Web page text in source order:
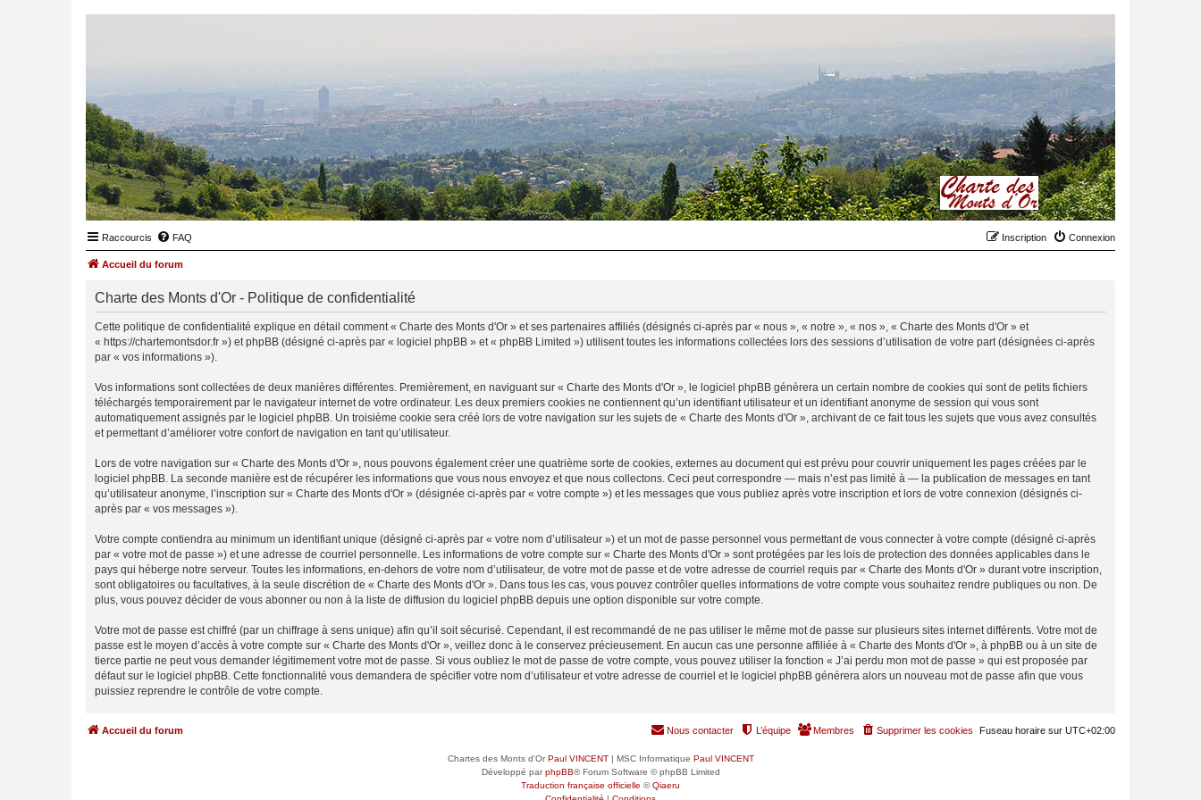
Raccourcis FAQ Connexion
Inscription
Accueil du forum
Charte des Monts d'Or - Politique de confidentialité
Cette politique de confidentialité explique en détail comment « Charte des Monts d'Or » et ses partenaires affiliés (désignés ci-après par « nous », « notre », « nos », « Charte des Monts d'Or » et
« https://chartemontsdor.fr ») et phpBB (désigné ci-après par « logiciel phpBB » et « phpBB Limited ») utilisent toutes les informations collectées lors des sessions d’utilisation de votre part (désignées ci-après
par « vos informations »).
Vos informations sont collectées de deux manières différentes. Premièrement, en naviguant sur « Charte des Monts d'Or », le logiciel phpBB génèrera un certain nombre de cookies qui sont de petits fichiers
téléchargés temporairement par le navigateur internet de votre ordinateur. Les deux premiers cookies ne contiennent qu’un identifiant utilisateur et un identifiant anonyme de session qui vous sont
automatiquement assignés par le logiciel phpBB. Un troisième cookie sera créé lors de votre navigation sur les sujets de « Charte des Monts d'Or », archivant de ce fait tous les sujets que vous avez consultés
et permettant d’améliorer votre confort de navigation en tant qu’utilisateur.
Lors de votre navigation sur « Charte des Monts d'Or », nous pouvons également créer une quatrième sorte de cookies, externes au document qui est prévu pour couvrir uniquement les pages créées par le
logiciel phpBB. La seconde manière est de récupérer les informations que vous nous envoyez et que nous collectons. Ceci peut correspondre — mais n’est pas limité à — la publication de messages en tant
qu’utilisateur anonyme, l’inscription sur « Charte des Monts d'Or » (désignée ci-après par « votre compte ») et les messages que vous publiez après votre inscription et lors de votre connexion (désignés ci-
après par « vos messages »).
Votre compte contiendra au minimum un identifiant unique (désigné ci-après par « votre nom d’utilisateur ») et un mot de passe personnel vous permettant de vous connecter à votre compte (désigné ci-après
par « votre mot de passe ») et une adresse de courriel personnelle. Les informations de votre compte sur « Charte des Monts d'Or » sont protégées par les lois de protection des données applicables dans le
pays qui héberge notre serveur. Toutes les informations, en-dehors de votre nom d’utilisateur, de votre mot de passe et de votre adresse de courriel requis par « Charte des Monts d'Or » durant votre inscription,
sont obligatoires ou facultatives, à la seule discrétion de « Charte des Monts d'Or ». Dans tous les cas, vous pouvez contrôler quelles informations de votre compte vous souhaitez rendre publiques ou non. De
plus, vous pouvez décider de vous abonner ou non à la liste de diffusion du logiciel phpBB depuis une option disponible sur votre compte.
Votre mot de passe est chiffré (par un chiffrage à sens unique) afin qu’il soit sécurisé. Cependant, il est recommandé de ne pas utiliser le même mot de passe sur plusieurs sites internet différents. Votre mot de
passe est le moyen d’accès à votre compte sur « Charte des Monts d'Or », veillez donc à le conservez précieusement. En aucun cas une personne affiliée à « Charte des Monts d'Or », à phpBB ou à un site de
tierce partie ne peut vous demander légitimement votre mot de passe. Si vous oubliez le mot de passe de votre compte, vous pouvez utiliser la fonction « J’ai perdu mon mot de passe » qui est proposée par
défaut sur le logiciel phpBB. Cette fonctionnalité vous demandera de spécifier votre nom d’utilisateur et votre adresse de courriel et le logiciel phpBB générera alors un nouveau mot de passe afin que vous
puissiez reprendre le contrôle de votre compte.
Accueil du forum Fuseau horaire sur UTC+02:00
Supprimer les cookies
Membres
L’équipe
Nous contacter
Chartes des Monts d'OrPaul VINCENT| MSC Informatique Paul VINCENT
Développé parphpBB® Forum Software © phpBB Limited
Traduction française officielle ©Qiaeru